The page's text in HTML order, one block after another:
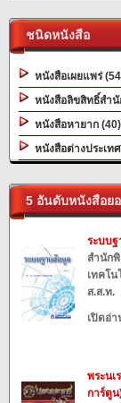
ชนิดหนังสือ
หนังสือเผยแพร่
หนังสือลิขสิทธิ์สำ
หนังสือหายาก (40)
หนังสือต่างประเท
5 อันดับหนังสือย
ระบบ
สำนัก
เทคโ
ส.ส.ท.
เปิดอ่า
พระนเ
การ์ตูน